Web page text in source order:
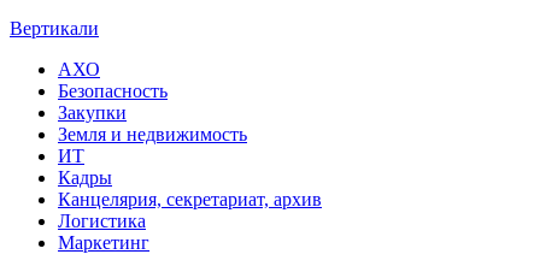
Вертикали
АХО
Безопасность
Закупки
Земля и недвижимость
ИТ
Кадры
Канцелярия, секретариат, архив
Логистика
Маркетинг